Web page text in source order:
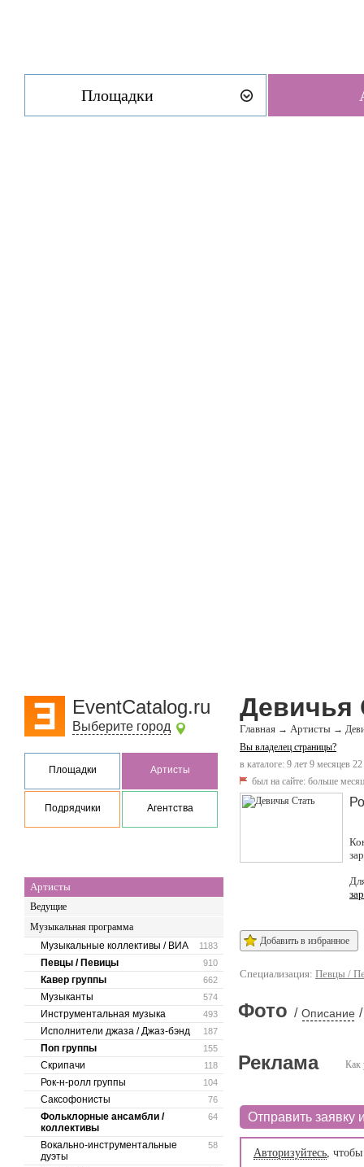
Площадки
EventCatalog.ru
Выберите город
Площадки Артисты
Подрядчики Агентства
Артисты
Ведущие
Музыкальная программа
1183
Музыкальные коллективы / ВИА
910
Певцы / Певицы
662
Кавер группы
574
Музыканты
493
Инструментальная музыка
187
Исполнители джаза / Джаз-бэнд
155
Поп группы
118
Скрипачи
104
Рок-н-ролл группы
76
Саксофонисты
64
Фольклорные ансамбли /
коллективы
58
Вокально-инструментальные
дуэты
Девичья
Главная → Артисты →
Вы владелец страницы?
в каталоге: 9 лет 9 месяцев
был на сайте: больше
Добавить в избранное
Специализация: Певцы /
Фото / Описание /
Как
Реклама
Отправить заявку
Авторизуйтесь,